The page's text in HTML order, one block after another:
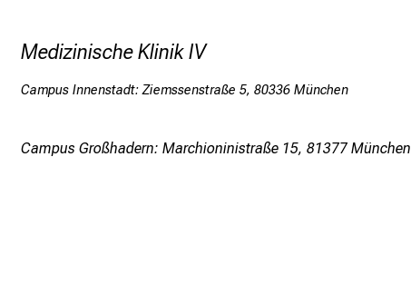
Medizinische Klinik IV
Campus Innenstadt: Ziemssenstraße 5, 80336 München
Campus Großhadern: Marchioninistraße 15, 81377 München